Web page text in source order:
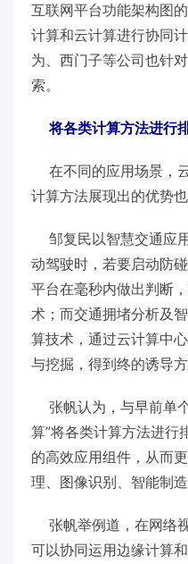
互联网平台功能架构图
计算和云计算进行协同
为、西门子等公司也针
索。
将各类计算方法进行
在不同的应用场景，
计算方法展现出的优势也
邹复民以智慧交通应
动驾驶时，若要启动防
平台在毫秒内做出判断
术；而交通拥堵分析及
算技术，通过云计算中
与挖掘，得到终的诱导方
张帆认为，与早前单
算”将各类计算方法进行
的高效应用组件，从而
理、图像识别、智能制
张帆举例道，在网络
可以协同运用边缘计算